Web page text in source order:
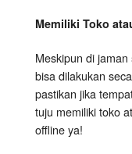
Memiliki Toko
Meskipun di
bisa dilakukan
pastikan jika
tuju memiliki toko
offline ya!